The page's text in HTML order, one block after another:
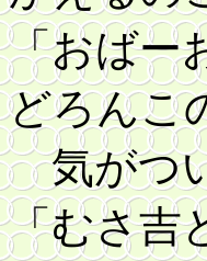
「おばー
どろんこ
気がつい
「むさ吉